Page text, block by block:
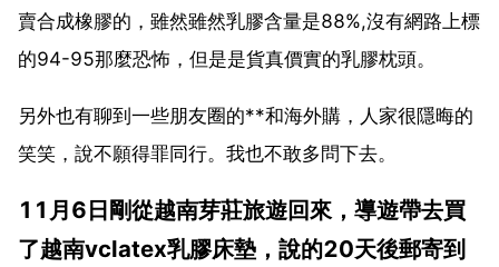
賣合成橡膠的，雖然雖然乳膠含量是88%,沒有網路上標
的94-95那麼恐怖，但是是貨真價實的乳膠枕頭。
另外也有聊到一些朋友圈的**和海外購，人家很隱晦的
笑笑，說不願得罪同行。我也不敢多問下去。
11月6日剛從越南芽莊旅遊回來，導遊帶去買
了越南vclatex乳膠床墊，說的20天後郵寄到